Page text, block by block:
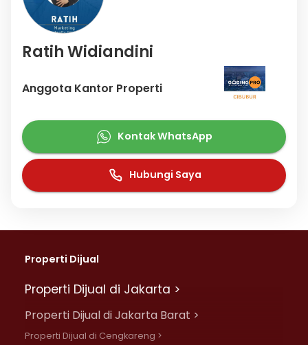
Ratih Widiandini
Anggota Kantor Properti
Kontak WhatsApp
Hubungi Saya
Properti Dijual
Properti Dijual di Jakarta >
Properti Dijual di Jakarta Barat >
Properti Dijual di Cengkareng >